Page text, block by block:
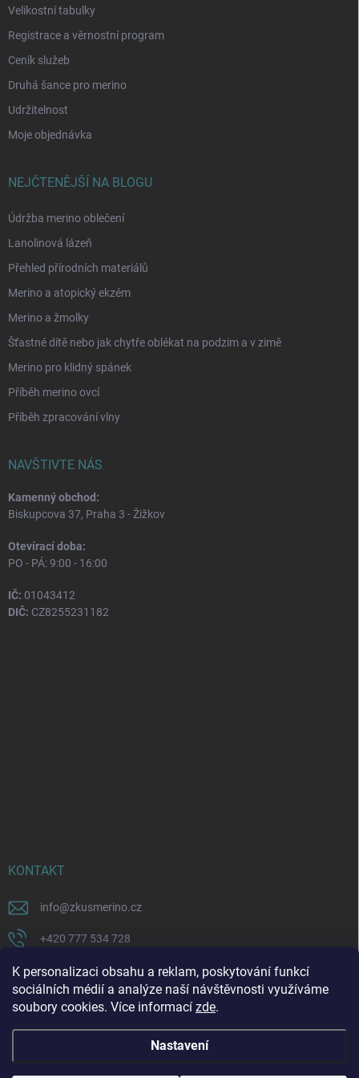
K personalizaci obsahu a reklam, poskytování funkcí
sociálních médií a analýze naší návštěvnosti využíváme
soubory cookies. Více informací zde.
Nastavení
Velikostní tabulky
Registrace a věrnostní program
Ceník služeb
Druhá šance pro merino
Udržitelnost
Moje objednávka
NEJČTENĚJŠÍ NA BLOGU
Údržba merino oblečení
Lanolinová lázeň
Přehled přírodních materiálů
Merino a atopický ekzém
Merino a žmolky
Šťastné dítě nebo jak chytře oblékat na podzim a v zimě
Merino pro klidný spánek
Příběh merino ovcí
Příběh zpracování vlny
NAVŠTIVTE NÁS
Kamenný obchod:
Biskupcova 37, Praha 3 - Žižkov
Otevírací doba:
PO - PÁ: 9:00 - 16:00
IČ: 01043412
DIČ: CZ8255231182
KONTAKT
info@zkusmerino.cz
+420 777 534 728
https://www.facebook.com/zkusmerino/
zkusmerino.cz